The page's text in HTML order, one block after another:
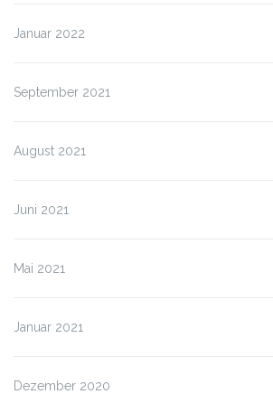
Januar 2022
September 2021
August 2021
Juni 2021
Mai 2021
Januar 2021
Dezember 2020